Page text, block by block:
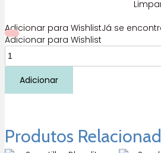
Adicionar para WishlistJá se
Adicionar para Wishlist
Quantidade
de
Blanditos
modena
Adicionar
Produtos